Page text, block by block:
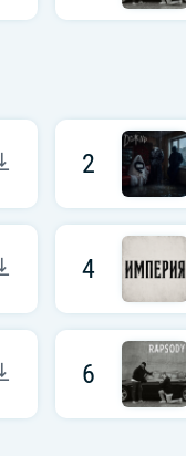
2
4
6